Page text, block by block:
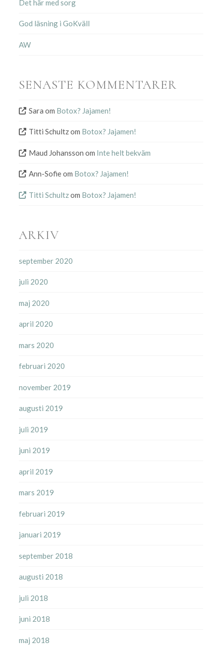
Det här med sorg
God läsning i GoKväll
AW
SENASTE KOMMENTARER
Sara om Botox? Jajamen!
Titti Schultzom Botox? Jajamen!
Maud Johansson om Inte helt bekväm
Ann-Sofieom Botox? Jajamen!
Titti Schultzom Botox? Jajamen!
ARKIV
september 2020
juli 2020
maj 2020
april 2020
mars 2020
februari 2020
november 2019
augusti 2019
juli 2019
juni 2019
april 2019
mars 2019
februari 2019
januari 2019
september 2018
augusti 2018
juli 2018
juni 2018
maj 2018